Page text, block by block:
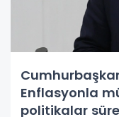
Enflasyonla
politikalar